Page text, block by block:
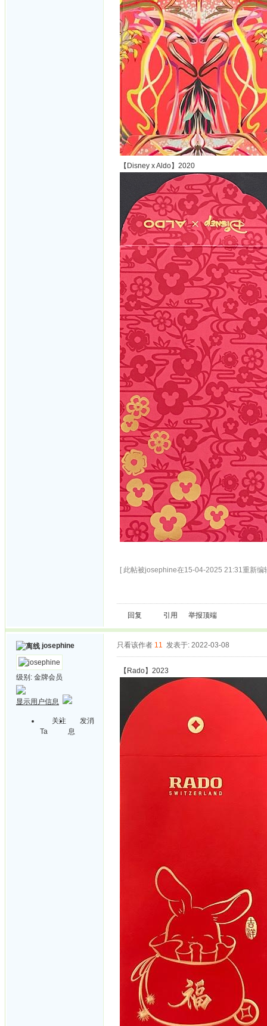
【Disney x Aldo】2020
[ 此帖被josephine在15-04-2025 21:31重新编
回复 引用 举报顶端
josephine
级别: 金牌会员
显示用户信息
关注
Ta
发消
息
只看该作者 11 发表于: 2022-03-08
【Rado】2023